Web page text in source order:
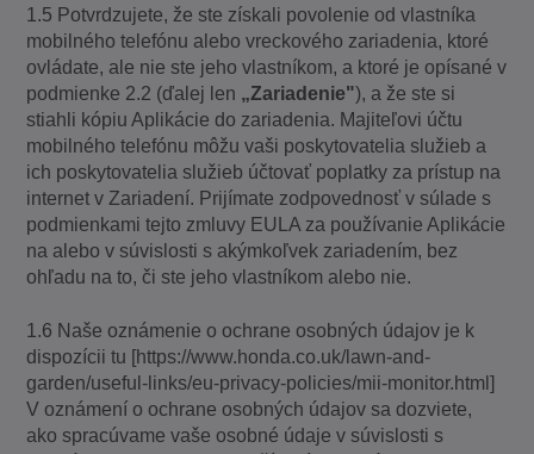
1.5 Potvrdzujete, že ste získali povolenie od vlastníka
mobilného telefónu alebo vreckového zariadenia, ktoré
ovládate, ale nie ste jeho vlastníkom, a ktoré je opísané v
podmienke 2.2 (ďalej len „Zariadenie"), a že ste si
stiahli kópiu Aplikácie do zariadenia. Majiteľovi účtu
mobilného telefónu môžu vaši poskytovatelia služieb a
ich poskytovatelia služieb účtovať poplatky za prístup na
internet v Zariadení. Prijímate zodpovednosť v súlade s
podmienkami tejto zmluvy EULA za používanie Aplikácie
na alebo v súvislosti s akýmkoľvek zariadením, bez
ohľadu na to, či ste jeho vlastníkom alebo nie.
1.6 Naše oznámenie o ochrane osobných údajov je k
dispozícii tu [https://www.honda.co.uk/lawn-and-
garden/useful-links/eu-privacy-policies/mii-monitor.html]
V oznámení o ochrane osobných údajov sa dozviete,
ako spracúvame vaše osobné údaje v súvislosti s